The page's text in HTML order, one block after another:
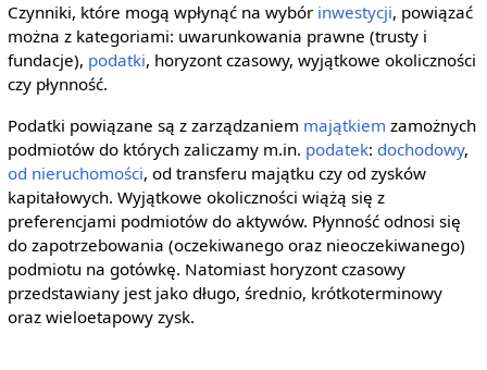
Czynniki, które mogą wpłynąć na wybór inwestycji, powiązać
można z kategoriami: uwarunkowania prawne (trusty i
fundacje), podatki, horyzont czasowy, wyjątkowe okoliczności
czy płynność.
Podatki powiązane są z zarządzaniem majątkiem zamożnych
podmiotów do których zaliczamy m.in. podatek: dochodowy,
od nieruchomości, od transferu majątku czy od zysków
kapitałowych. Wyjątkowe okoliczności wiążą się z
preferencjami podmiotów do aktywów. Płynność odnosi się
do zapotrzebowania (oczekiwanego oraz nieoczekiwanego)
podmiotu na gotówkę. Natomiast horyzont czasowy
przedstawiany jest jako długo, średnio, krótkoterminowy
oraz wieloetapowy zysk.